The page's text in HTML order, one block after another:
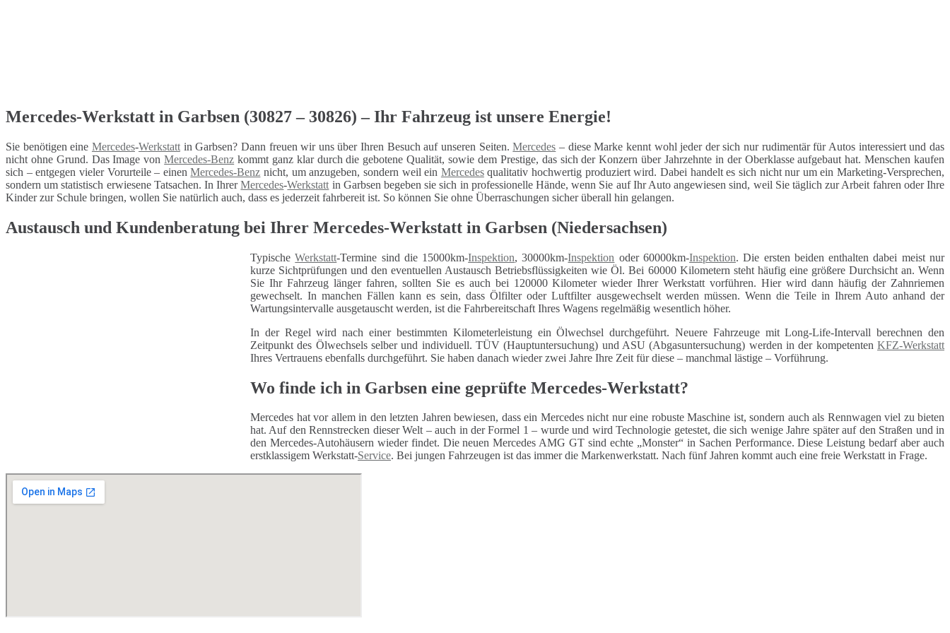
Mercedes-Werkstatt in Garbsen (30827 – 30826) – Ihr Fahrzeug ist unsere Energie!
Sie benötigen eine Mercedes-Werkstattin Garbsen? Dann freuen wir uns über Ihren Besuch auf unseren Seiten.Mercedes – diese Marke kennt wohl jeder der sich nur rudimentär für Autos interessiert und das
nicht ohne Grund. Das Image vonMercedes-Benz kommt ganz klar durch die gebotene Qualität, sowie dem Prestige, das sich der Konzern über Jahrzehnte in der Oberklasse aufgebaut hat. Menschen kaufen
sich – entgegen vieler Vorurteile – einenMercedes-Benz nicht, um anzugeben, sondern weil ein Mercedesqualitativ hochwertig produziert wird. Dabei handelt es sich nicht nur um ein Marketing-Versprechen,
sondern um statistisch erwiesene Tatsachen. In IhrerMercedes-Werkstatt in Garbsen begeben sie sich in professionelle Hände, wenn Sie auf Ihr Auto angewiesen sind, weil Sie täglich zur Arbeit fahren oder Ihre
Kinder zur Schule bringen, wollen Sie natürlich auch, dass es jederzeit fahrbereit ist. So können Sie ohne Überraschungen sicher überall hin gelangen.
Austausch und Kundenberatung bei Ihrer Mercedes-Werkstatt in Garbsen (Niedersachsen)
TypischeWerkstatt-Termine sind die 15000km-Inspektion, 30000km-Inspektion oder 60000km-Inspektion. Die ersten beiden enthalten dabei meist nur
kurze Sichtprüfungen und den eventuellen Austausch Betriebsflüssigkeiten wie Öl. Bei 60000 Kilometern steht häufig eine größere Durchsicht an. Wenn
Sie Ihr Fahrzeug länger fahren, sollten Sie es auch bei 120000 Kilometer wieder Ihrer Werkstatt vorführen. Hier wird dann häufig der Zahnriemen
gewechselt. In manchen Fällen kann es sein, dass Ölfilter oder Luftfilter ausgewechselt werden müssen. Wenn die Teile in Ihrem Auto anhand der
Wartungsintervalle ausgetauscht werden, ist die Fahrbereitschaft Ihres Wagens regelmäßig wesentlich höher.
In der Regel wird nach einer bestimmten Kilometerleistung ein Ölwechsel durchgeführt. Neuere Fahrzeuge mit Long-Life-Intervall berechnen den
Zeitpunkt des Ölwechsels selber und individuell. TÜV (Hauptuntersuchung) und ASU (Abgasuntersuchung) werden in der kompetenten KFZ-Werkstatt
Ihres Vertrauens ebenfalls durchgeführt. Sie haben danach wieder zwei Jahre Ihre Zeit für diese – manchmal lästige – Vorführung.
Wo finde ich in Garbsen eine geprüfte Mercedes-Werkstatt?
Mercedes hat vor allem in den letzten Jahren bewiesen, dass ein Mercedes nicht nur eine robuste Maschine ist, sondern auch als Rennwagen viel zu bieten
hat. Auf den Rennstrecken dieser Welt – auch in der Formel 1 – wurde und wird Technologie getestet, die sich wenige Jahre später auf den Straßen und in
den Mercedes-Autohäusern wieder findet. Die neuen Mercedes AMG GT sind echte „Monster“ in Sachen Performance. Diese Leistung bedarf aber auch
erstklassigem Werkstatt-Service. Bei jungen Fahrzeugen ist das immer die Markenwerkstatt. Nach fünf Jahren kommt auch eine freie Werkstatt in Frage.